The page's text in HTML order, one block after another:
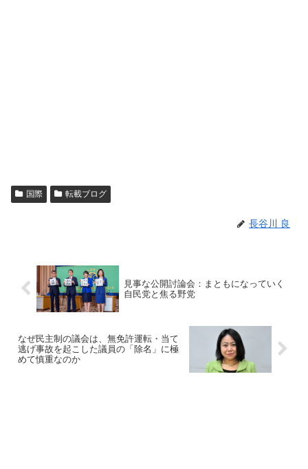
国際 転載ブログ
長谷川 良
見事な公開討論会：まともになっていく
自民党と焦る野党
なぜ民主制の議会は、無免許運転・当て
逃げ事故を起こした議員の「除名」に極
めて慎重なのか